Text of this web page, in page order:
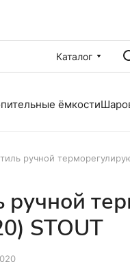
Каталог
ёмкости
ручной
ручной
STOUT